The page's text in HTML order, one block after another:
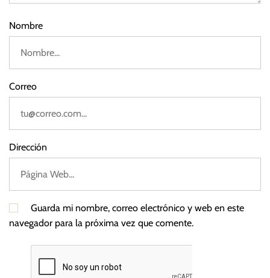
Nombre
Correo
Dirección
Guarda mi nombre, correo electrónico y web en este
navegador para la próxima vez que comente.